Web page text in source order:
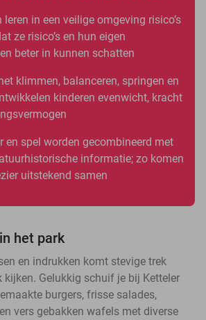
leren in een veilige omgeving risico’s
ze risico’s en hun eigen
beter in kunnen schatten
klimmen, balanceren, springen en
kinderen evenwicht, kracht
en spel worden gecombineerd met
informatie; zo komen
uitstekend samen
het park
en indrukken komt stevige trek
kijken. Gelukkig schuif je bij Ketteler
burgers, frisse salades,
vers gebakken wafels met diverse